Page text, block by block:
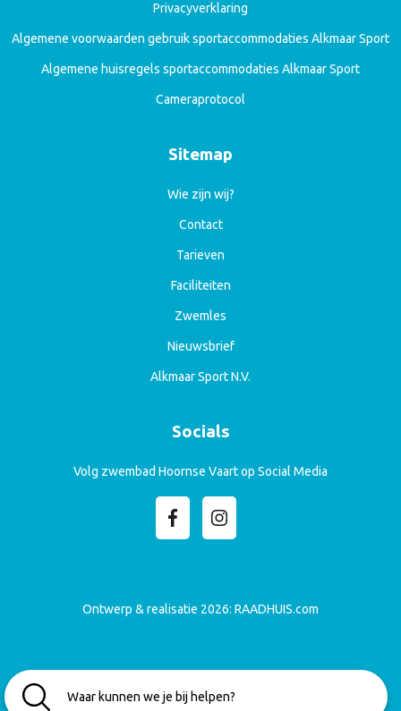
Privacyverklaring
Algemene voorwaarden gebruik sportaccommodaties Alkmaar Sport
Algemene huisregels sportaccommodaties Alkmaar Sport
Cameraprotocol
Sitemap
Wie zijn wij?
Contact
Tarieven
Faciliteiten
Zwemles
Nieuwsbrief
Alkmaar Sport N.V.
Socials
Volg zwembad Hoornse Vaart op Social Media
Ontwerp & realisatie 2026: RAADHUIS.com